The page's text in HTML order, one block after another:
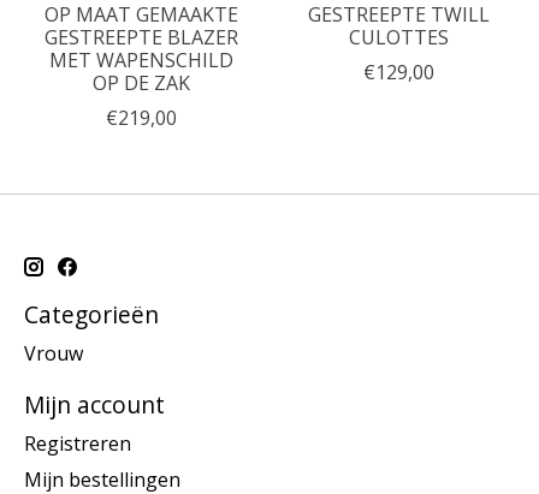
OP MAAT GEMAAKTE
GESTREEPTE BLAZER
MET WAPENSCHILD
OP DE ZAK
€219,00
GESTREEPTE TWILL
CULOTTES
€129,00
Categorieën
Vrouw
Mijn account
Registreren
Mijn bestellingen